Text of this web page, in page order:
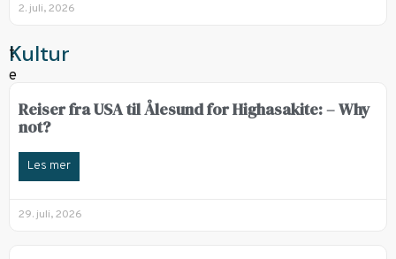
2. juli, 2026
Kultur
Reiser fra USA til Ålesund for Highasakite: – Why
not?
Les mer
29. juli, 2026